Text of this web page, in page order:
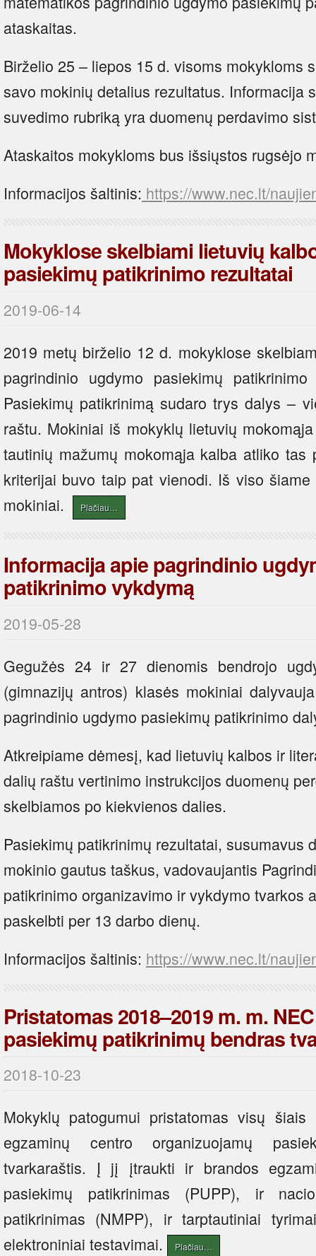
ataskaitas.
Birželio 25 – liepos 15 d. visoms mokykloms
savo mokinių detalius rezultatus. Informacija
suvedimo rubriką yra duomenų perdavimo
Ataskaitos mokykloms bus išsiųstos rugsėjo
Informacijos šaltinis: https://www.nec.lt/
Mokyklose skelbiami lietuvių
pasiekimų patikrinimo rezultatai
2019-06-14
2019 metų birželio 12 d. mokyklose
pagrindinio ugdymo pasiekimų
Pasiekimų patikrinimą sudaro trys dalys –
raštu. Mokiniai iš mokyklų lietuvių
tautinių mažumų mokomąja kalba atliko
kriterijai buvo taip pat vienodi. Iš viso
mokiniai.
Plačiau…
Informacija apie pagrindinio
patikrinimo vykdymą
2019-05-28
Gegužės 24 ir 27 dienomis bendrojo
(gimnazijų antros) klasės mokiniai
pagrindinio ugdymo pasiekimų patikrinimo
Atkreipiame dėmesį, kad lietuvių kalbos ir
dalių raštu vertinimo instrukcijos duomenų
skelbiamos po kiekvienos dalies.
Pasiekimų patikrinimų rezultatai, susumavus
mokinio gautus taškus, vadovaujantis
patikrinimo organizavimo ir vykdymo tvarkos
paskelbti per 13 darbo dienų.
Informacijos šaltinis: https://www.nec.lt/
Pristatomas 2018–2019 m. m.
pasiekimų patikrinimų bendras
2018-10-23
Mokyklų patogumui pristatomas visų
egzaminų centro organizuojamų
tvarkaraštis. Į jį įtraukti ir brandos
pasiekimų patikrinimas (PUPP), ir
patikrinimas (NMPP), ir tarptautiniai
elektroniniai testavimai.
Plačiau…